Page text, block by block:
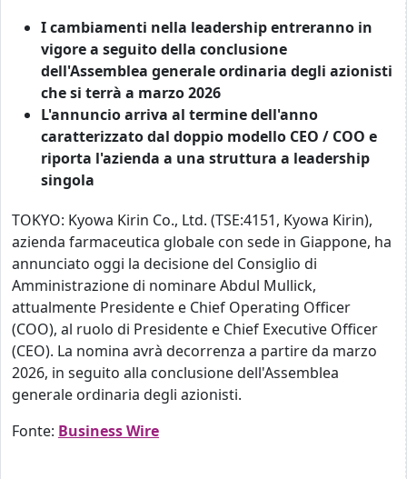
I cambiamenti nella leadership entreranno in
vigore a seguito della conclusione
dell'Assemblea generale ordinaria degli azionisti
che si terrà a marzo 2026
L'annuncio arriva al termine dell'anno
caratterizzato dal doppio modello CEO / COO e
riporta l'azienda a una struttura a leadership
singola
TOKYO: Kyowa Kirin Co., Ltd. (TSE:4151, Kyowa Kirin),
azienda farmaceutica globale con sede in Giappone, ha
annunciato oggi la decisione del Consiglio di
Amministrazione di nominare Abdul Mullick,
attualmente Presidente e Chief Operating Officer
(COO), al ruolo di Presidente e Chief Executive Officer
(CEO). La nomina avrà decorrenza a partire da marzo
2026, in seguito alla conclusione dell'Assemblea
generale ordinaria degli azionisti.
Fonte: Business Wire